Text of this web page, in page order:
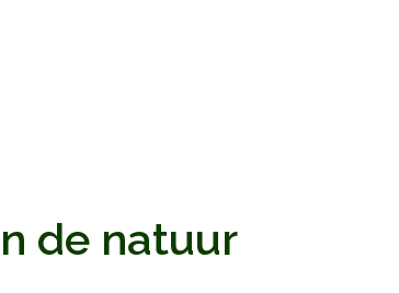
de natuur